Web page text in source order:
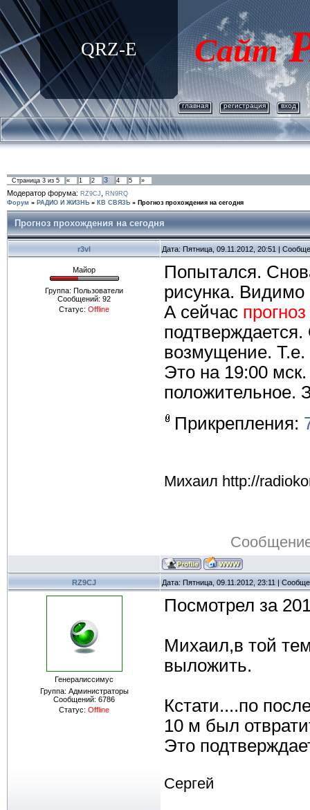
QRZ-E Сайт
главная регистрация вход
Страница 3 из 5 « 1 2 3 4 5 »
Модератор форума: RZ9CJ
RN9RQ
Форум » РАДИО И ЖИЗНЬ » КВ СВЯЗЬ » Прогноз прохождения на сегодня
Прогноз прохождения на сегодня
r3vl Дата: Пятница, 09.11.2012, 20:51 |
Майор
Группа: Пользователи
Сообщений: 92
Статус: Offline
Попытался.
рисунка. Видимо
А сейчас
возмущение. Т.е.
Это на 19:00
положительное.
Прикрепления:
Михаил http://
RZ9CJ Дата: Пятница, 09.11.2012, 23:11 |
Генералиссимус
Группа: Администраторы
Сообщений: 6786
Статус: Offline
Посмотрел за
Михаил,в той
выложить.
Кстати....по
10 м был
Это
Сергей